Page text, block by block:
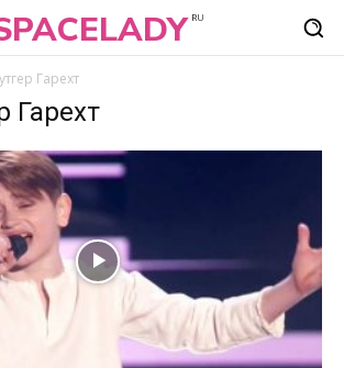
RU
Гарехт
Гарехт